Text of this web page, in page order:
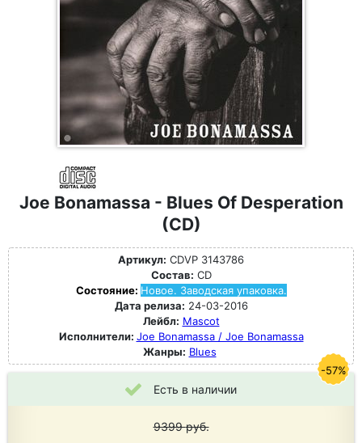
Joe Bonamassa - Blues Of Desperation
(CD)
Артикул: CDVP 3143786
Состав: CD
Состояние: Новое. Заводская упаковка.
Дата релиза: 24-03-2016
Лейбл: Mascot
Исполнители: Joe Bonamassa / Joe Bonamassa
Жанры: Blues
Есть в наличии
9399руб.
-57%